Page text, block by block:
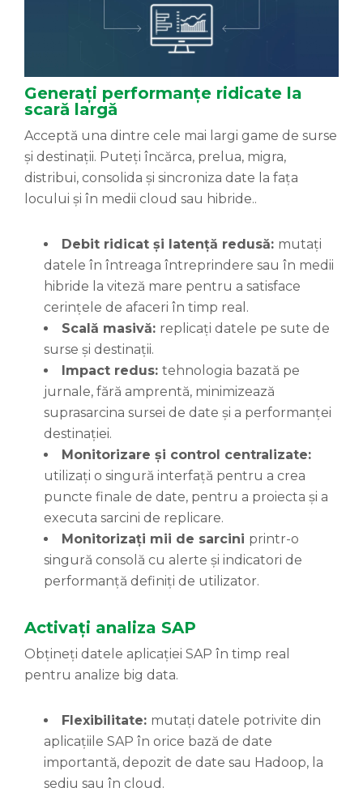
Generați performanțe ridicate la
scară largă
Acceptă una dintre cele mai largi game de surse
și destinații. Puteți încărca, prelua, migra,
distribui, consolida și sincroniza date la fața
locului și în medii cloud sau hibride..
Debit ridicat și latență redusă: mutați
datele în întreaga întreprindere sau în medii
hibride la viteză mare pentru a satisface
cerințele de afaceri în timp real.
Scală masivă: replicați datele pe sute de
surse și destinații.
Impact redus: tehnologia bazată pe
jurnale, fără amprentă, minimizează
suprasarcina sursei de date și a performanței
destinației.
Monitorizare și control centralizate:
utilizați o singură interfață pentru a crea
puncte finale de date, pentru a proiecta și a
executa sarcini de replicare.
Monitorizați mii de sarcini printr-o
singură consolă cu alerte și indicatori de
performanță definiți de utilizator.
Activați analiza SAP
Obțineți datele aplicației SAP în timp real
pentru analize big data.
Flexibilitate: mutați datele potrivite din
aplicațiile SAP în orice bază de date
importantă, depozit de date sau Hadoop, la
sediu sau în cloud.